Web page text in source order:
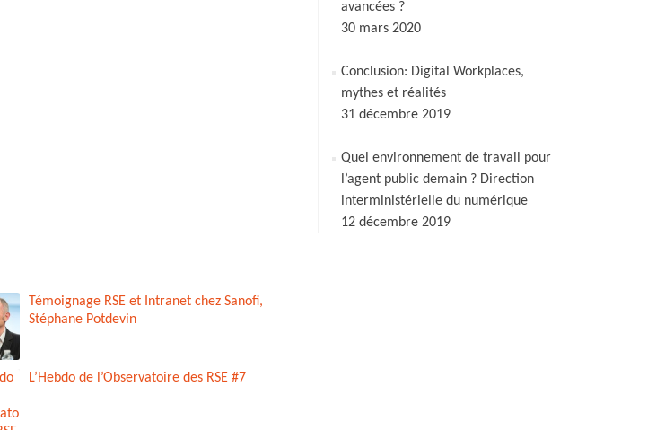
Témoignage RSE et Intranet chez Sanofi,
Stéphane Potdevin
L’Hebdo de l’Observatoire des RSE #7
avancées ?
30 mars 2020
Conclusion: Digital Workplaces,
mythes et réalités
31 décembre 2019
Quel environnement de travail pour
l’agent public demain ? Direction
interministérielle du numérique
12 décembre 2019